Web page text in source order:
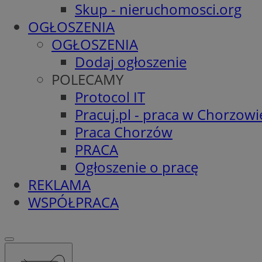
Skup - nieruchomosci.org
OGŁOSZENIA
OGŁOSZENIA
Dodaj ogłoszenie
POLECAMY
Protocol IT
Pracuj.pl - praca w
Praca Chorzów
PRACA
Ogłoszenie o pracę
REKLAMA
WSPÓŁPRACA